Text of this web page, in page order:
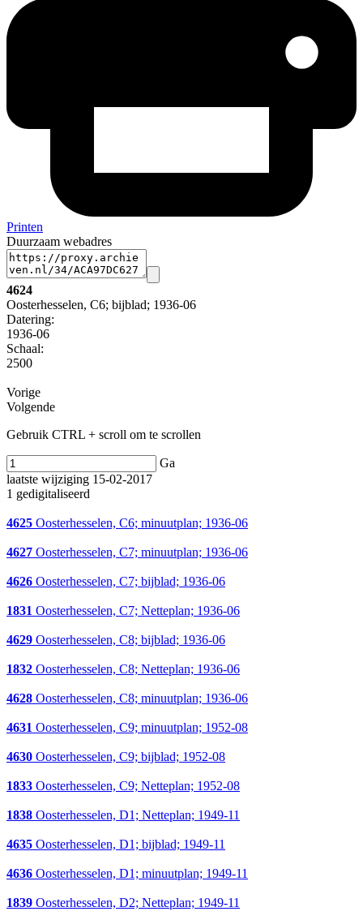
Printen
Duurzaam webadres
4624
Oosterhesselen, C6; bijblad; 1936-06
Datering:
1936-06
Schaal:
2500
Vorige
Volgende
Gebruik CTRL + scroll om te scrollen
Ga
laatste wijziging 15-02-2017
1 gedigitaliseerd
4625 Oosterhesselen, C6; minuutplan; 1936-06
4627 Oosterhesselen, C7; minuutplan; 1936-06
4626 Oosterhesselen, C7; bijblad; 1936-06
1831 Oosterhesselen, C7; Netteplan; 1936-06
4629 Oosterhesselen, C8; bijblad; 1936-06
1832 Oosterhesselen, C8; Netteplan; 1936-06
4628 Oosterhesselen, C8; minuutplan; 1936-06
4631 Oosterhesselen, C9; minuutplan; 1952-08
4630 Oosterhesselen, C9; bijblad; 1952-08
1833 Oosterhesselen, C9; Netteplan; 1952-08
1838 Oosterhesselen, D1; Netteplan; 1949-11
4635 Oosterhesselen, D1; bijblad; 1949-11
4636 Oosterhesselen, D1; minuutplan; 1949-11
1839 Oosterhesselen, D2; Netteplan; 1949-11